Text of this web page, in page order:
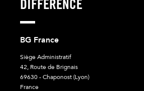
DIFFERENCE
BG France
Siège Administratif
42, Route de Brignais
69630 - Chaponost (Lyon)
France